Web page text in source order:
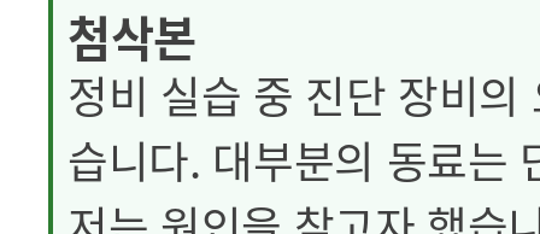
첨삭본
정비 실습 중 진단 장비
습니다. 대부분의 동료는